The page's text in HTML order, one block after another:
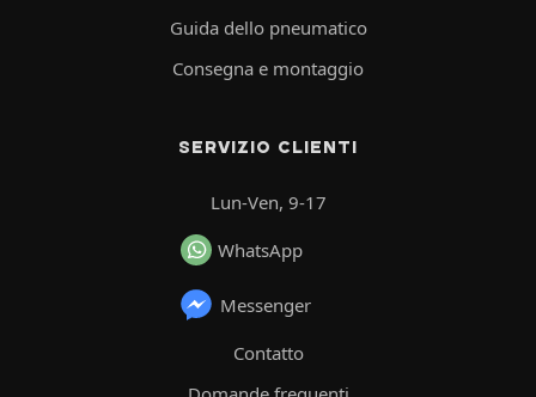
Guida dello pneumatico
Consegna e montaggio
SERVIZIO CLIENTI
Lun-Ven, 9-17
WhatsApp
Messenger
Contatto